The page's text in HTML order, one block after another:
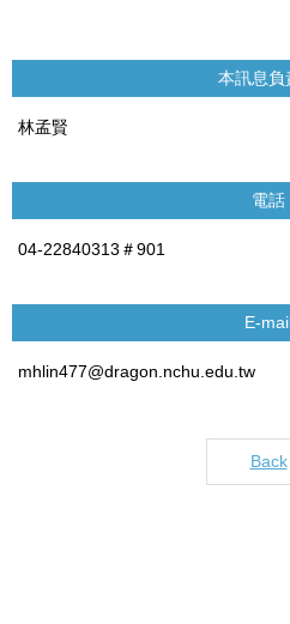
本訊息負
林孟賢
電話
04-22840313＃901
E-
mhlin477@dragon.nchu.edu.tw
Back